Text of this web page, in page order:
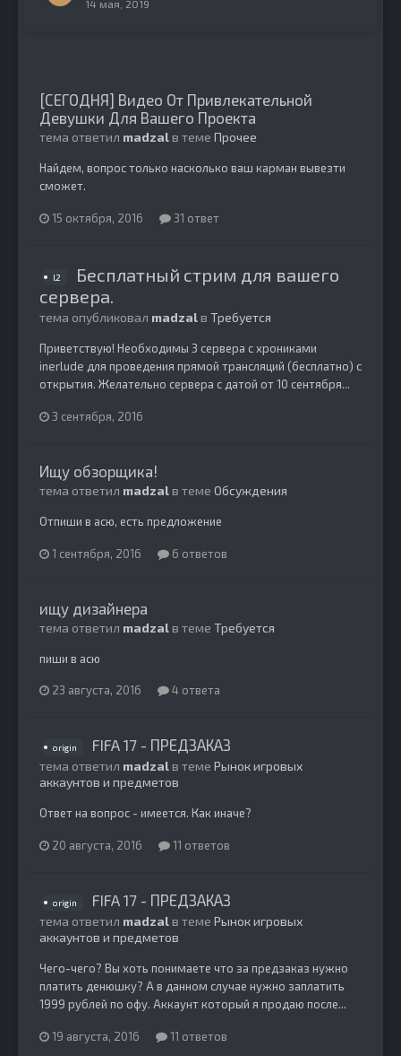
14 мая, 2019
[СЕГОДНЯ] Видео От Привлекательной
Девушки Для Вашего Проекта
тема ответил madzalв теме Прочее
Найдем, вопрос только насколько ваш карман вывезти
сможет.
15 октября, 2016 31 ответ
l2
Бесплатный стрим для вашего
сервера.
тема опубликовал madzalв Требуется
Приветствую! Необходимы 3 сервера с хрониками
inerlude для проведения прямой трансляций (бесплатно) с
открытия. Желательно сервера с датой от 10 сентября...
3 сентября, 2016
Ищу обзорщика!
тема ответил madzalв теме Обсуждения
Отпиши в асю, есть предложение
1 сентября, 2016 6 ответов
ищу дизайнера
тема ответил madzalв теме Требуется
пиши в асю
23 августа, 2016 4 ответа
origin FIFA 17 - ПРЕДЗАКАЗ
тема ответил madzalв теме Рынок игровых
аккаунтов и предметов
Ответ на вопрос - имеется. Как иначе?
20 августа, 2016 11 ответов
origin FIFA 17 - ПРЕДЗАКАЗ
тема ответил madzalв теме Рынок игровых
аккаунтов и предметов
Чего-чего? Вы хоть понимаете что за предзаказ нужно
платить денюшку? А в данном случае нужно заплатить
1999 рублей по офу. Аккаунт который я продаю после...
19 августа, 2016 11 ответов